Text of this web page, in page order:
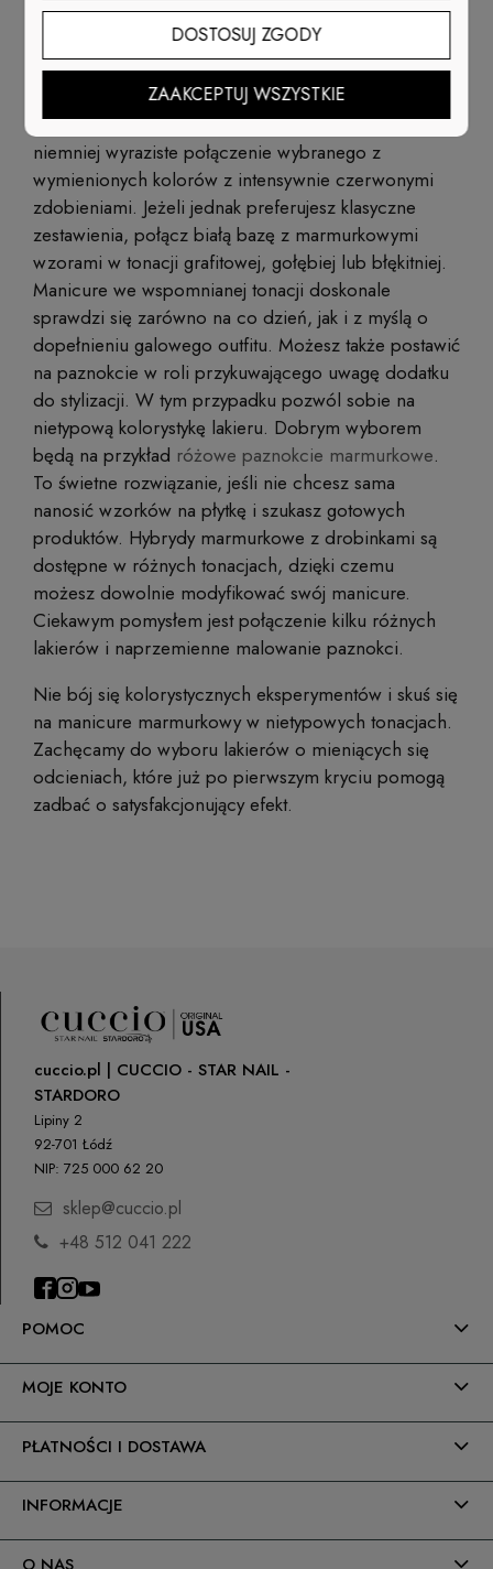
Jeśli zdecydowałaś się na wykonanie tego manicure
przy pomocy dwóch różnych lakierów, dokładnie
zastanów się nad połączeniem barw. Sprawdzonym
rozwiązaniem są wspomniane wcześniej stylizacje na
bazie czerni i bieli. Możesz także sięgnąć po
niemniej wyraziste połączenie wybranego z
wymienionych kolorów z intensywnie czerwonymi
zdobieniami. Jeżeli jednak preferujesz klasyczne
zestawienia, połącz białą bazę z marmurkowymi
wzorami w tonacji grafitowej, gołębiej lub błękitniej.
Manicure we wspomnianej tonacji doskonale
sprawdzi się zarówno na co dzień, jak i z myślą o
dopełnieniu galowego outfitu. Możesz także postawić
na paznokcie w roli przykuwającego uwagę dodatku
do stylizacji. W tym przypadku pozwól sobie na
nietypową kolorystykę lakieru. Dobrym wyborem
będą na przykład różowe paznokcie marmurkowe.
To świetne rozwiązanie, jeśli nie chcesz sama
nanosić wzorków na płytkę i szukasz gotowych
produktów. Hybrydy marmurkowe z drobinkami są
dostępne w różnych tonacjach, dzięki czemu
możesz dowolnie modyfikować swój manicure.
Ciekawym pomysłem jest połączenie kilku różnych
lakierów i naprzemienne malowanie paznokci.
Nie bój się kolorystycznych eksperymentów i skuś się
na manicure marmurkowy w nietypowych tonacjach.
Zachęcamy do wyboru lakierów o mieniących się
odcieniach, które już po pierwszym kryciu pomogą
zadbać o satysfakcjonujący efekt.
POMOC
MOJE KONTO
PŁATNOŚCI I DOSTAWA
INFORMACJE
cuccio.pl | CUCCIO - STAR NAIL -
STARDORO
Lipiny 2
92-701 Łódź
NIP: 725 000 62 20
sklep@cuccio.pl
+48 512 041 222
DOSTOSUJ ZGODY
ZAAKCEPTUJ WSZYSTKIE